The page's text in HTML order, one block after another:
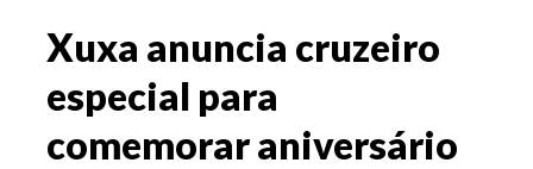
Xuxa anuncia cruzeiro
especial para
comemorar aniversário